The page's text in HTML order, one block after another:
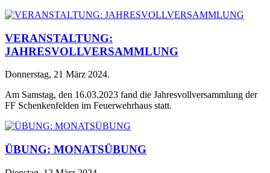
VERANSTALTUNG:
JAHRESVOLLVERSAMMLUNG
Donnerstag, 21 März 2024.
Am Samstag, den 16.03.2023 fand die Jahresvollversammlung der
FF Schenkenfelden im Feuerwehrhaus statt.
ÜBUNG: MONATSÜBUNG